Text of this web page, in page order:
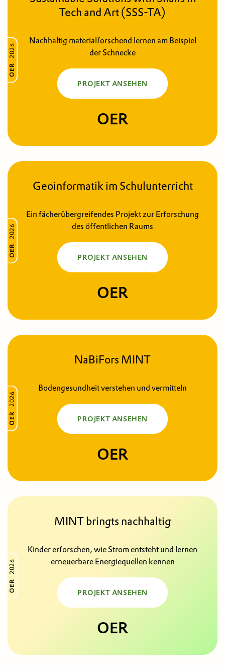
OER
2026
Tech and Art (SSS-TA)
Nachhaltig materialforschend lernen am Beispiel
der Schnecke
PROJEKT ANSEHEN
OER
OER
2026
Geoinformatik im Schul­unterricht
Ein fächerübergreifendes Projekt zur Erforschung
des öffentlichen Raums
PROJEKT ANSEHEN
OER
OER
2026
NaBiFors MINT
Bodengesundheit verstehen und vermitteln
PROJEKT ANSEHEN
OER
OER
2026
MINT bringts nachhaltig
Kinder erforschen, wie Strom entsteht und lernen
erneuerbare Energiequellen kennen
PROJEKT ANSEHEN
OER